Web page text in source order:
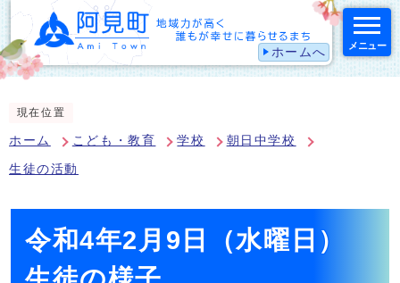
ホームへ メニュー
現在位置
ホーム こども・教育 学校 朝日中学校
生徒の活動
令和4年2月9日（水曜日）